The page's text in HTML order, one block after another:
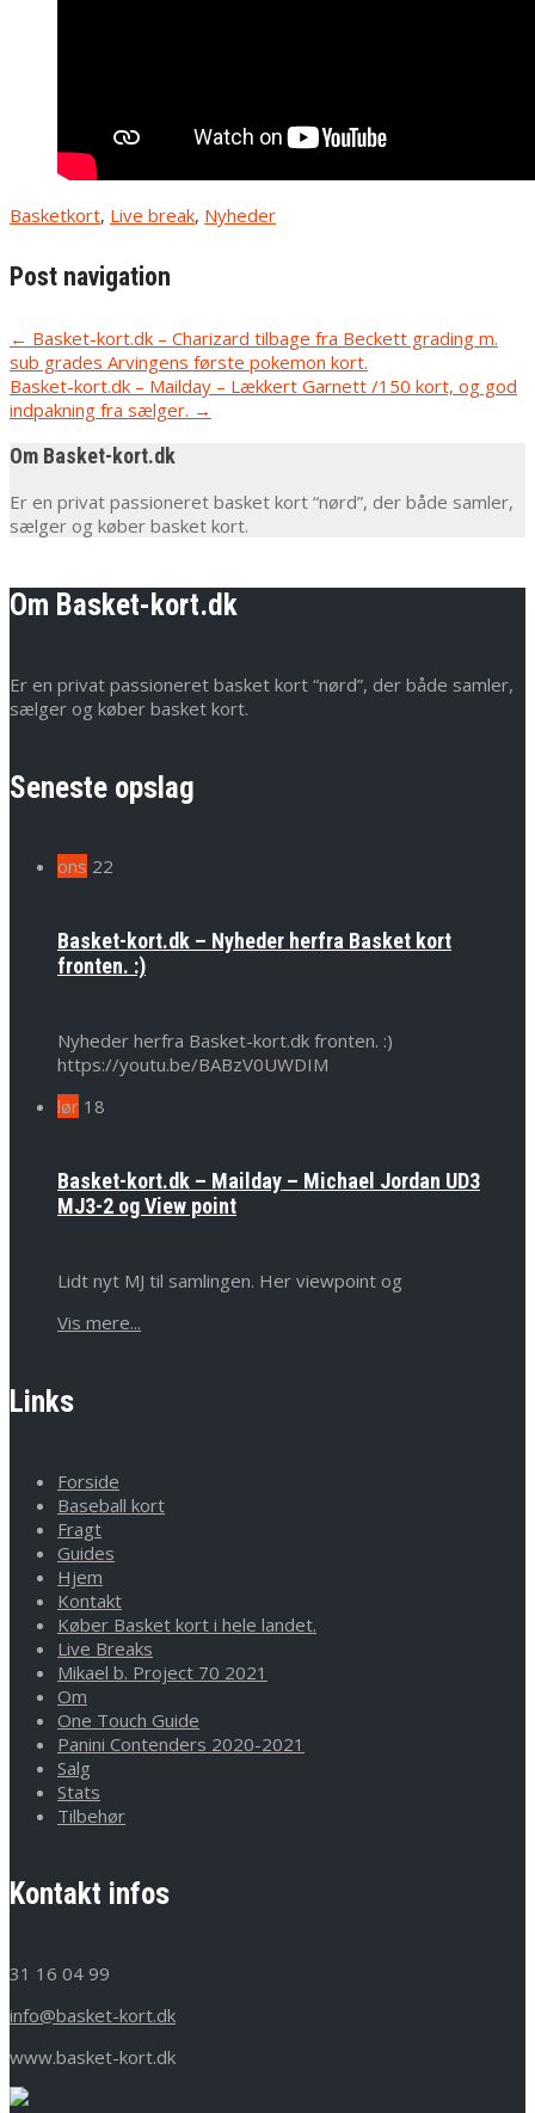
Basketkort, Live break, Nyheder
Post navigation
← Basket-kort.dk – Charizard tilbage fra Beckett grading m.
sub grades Arvingens første pokemon kort.
Basket-kort.dk – Mailday – Lækkert Garnett /150 kort, og god
indpakning fra sælger. →
Om Basket-kort.dk
Er en privat passioneret basket kort “nørd”, der både samler,
sælger og køber basket kort.
Om Basket-kort.dk
Er en privat passioneret basket kort “nørd”, der både samler,
sælger og køber basket kort.
Seneste opslag
ons 22
Basket-kort.dk – Nyheder herfra Basket kort
fronten. :)
Nyheder herfra Basket-kort.dk fronten. :)
https://youtu.be/BABzV0UWDIM
lør 18
Basket-kort.dk – Mailday – Michael Jordan UD3
MJ3-2 og View point
Lidt nyt MJ til samlingen. Her viewpoint og
Vis mere...
Links
Forside
Baseball kort
Fragt
Guides
Hjem
Kontakt
Køber Basket kort i hele landet.
Live Breaks
Mikael b. Project 70 2021
Om
One Touch Guide
Panini Contenders 2020-2021
Salg
Stats
Tilbehør
Kontakt infos
31 16 04 99
info@basket-kort.dk
www.basket-kort.dk